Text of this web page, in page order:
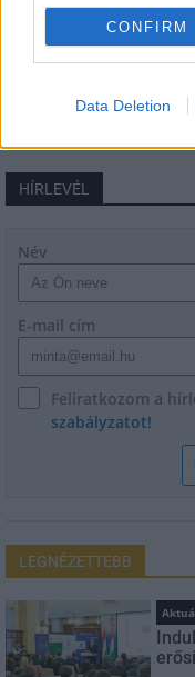
CONFIRM
Data Deletion
HÍRLEVÉL
Név
E-mail cím
Feliratkozom a
szabályzatot!
LEGNÉZETTEBB